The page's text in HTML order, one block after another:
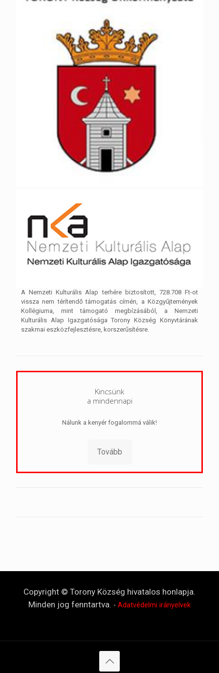
A Nemzeti Kulturális Alap terhére biztosított, 728.708 Ft-ot
vissza nem térítendő támogatás címén, a Közgyűjtemények
Kollégiuma, mint támogató megbízásából, a Nemzeti
Kulturális Alap Igazgatósága Torony Község Könyvtárának
szakmai eszközfejlesztésre, korszerűsítésre.
Kincsünk
a mindennapi
Nálunk a kenyér fogalommá válik!
Tovább
Copyright © Torony Község hivatalos honlapja.
Minden jog fenntartva. - Adatvédelmi irányelvek